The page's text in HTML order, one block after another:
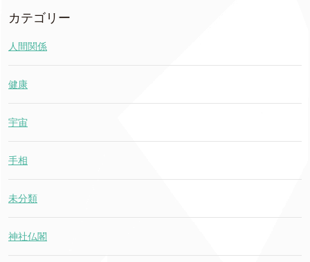
カテゴリー
人間関係
健康
宇宙
手相
未分類
神社仏閣